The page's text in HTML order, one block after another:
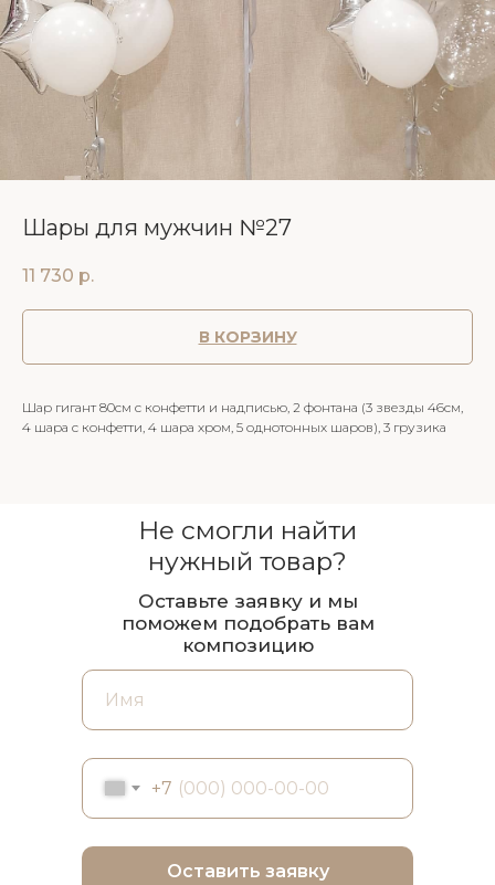
Шары для мужчин №27
11 730 р.
В КОРЗИНУ
Шар гигант 80см с конфетти и надписью, 2 фонтана (3 звезды 46см,
4 шара с конфетти, 4 шара хром, 5 однотонных шаров), 3 грузика
+7
Оставить заявку
Не смогли найти
нужный товар?
Оставьте заявку и мы
поможем подобрать вам
композицию